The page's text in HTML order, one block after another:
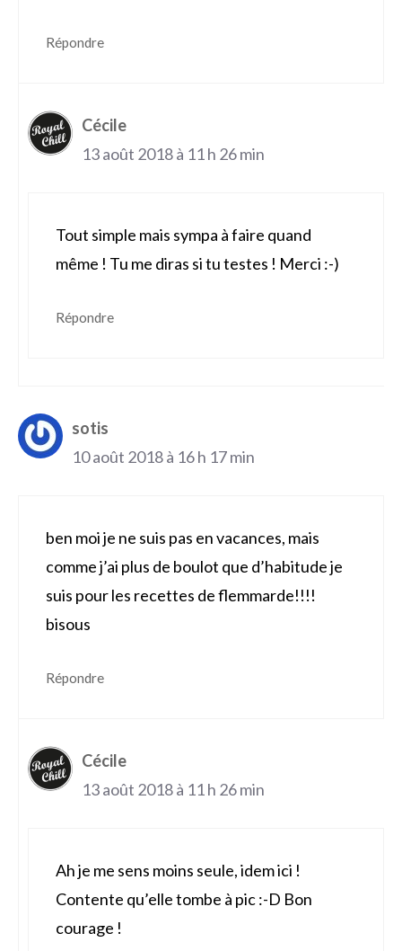
Répondre
Cécile
13 août 2018 à 11 h 26 min
Tout simple mais sympa à faire quand
même ! Tu me diras si tu testes ! Merci :-)
Répondre
sotis
10 août 2018 à 16 h 17 min
ben moi je ne suis pas en vacances, mais
comme j’ai plus de boulot que d’habitude je
suis pour les recettes de flemmarde!!!!
bisous
Répondre
Cécile
13 août 2018 à 11 h 26 min
Ah je me sens moins seule, idem ici !
Contente qu’elle tombe à pic :-D Bon
courage !